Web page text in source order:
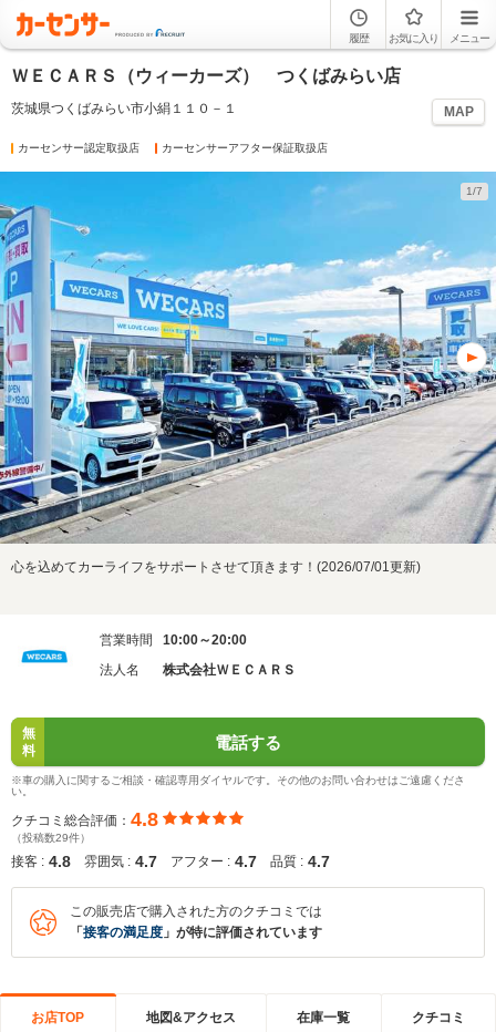
履歴 お気に入り メニュー
ＷＥＣＡＲＳ（ウィーカーズ） つくばみらい店
茨城県つくばみらい市小絹１１０－１ MAP
カーセンサー認定取扱店 カーセンサーアフター保証取扱店
1/7
心を込めてカーライフをサポートさせて頂きます！(2026/07/01更新)
営業時間
10:00～20:00
法人名
株式会社ＷＥＣＡＲＳ
無
料
電話する
※車の購入に関するご相談・確認専用ダイヤルです。その他のお問い合わせはご遠慮くださ
い。
クチコミ総合評価： 4.8
（投稿数29件）
接客 : 4.8 雰囲気 : 4.7 アフター : 4.7 品質 : 4.7
この販売店で購入された方のクチコミでは
「 接客の満足度 」が特に評価されています
お店TOP 地図&アクセス 在庫一覧 クチコミ